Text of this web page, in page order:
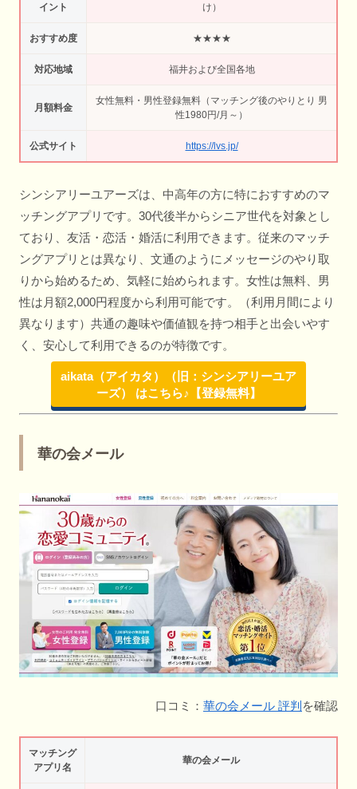
イント
け）
おすすめ度 ★★★★
対応地域 福井および全国各地
月額料金
女性無料・男性登録無料（マッチング後のやりとり 男
性1980円/月～）
公式サイト https://lvs.jp/
シンシアリーユアーズは、中高年の方に特におすすめのマ
ッチングアプリです。30代後半からシニア世代を対象とし
ており、友活・恋活・婚活に利用できます。従来のマッチ
ングアプリとは異なり、文通のようにメッセージのやり取
りから始めるため、気軽に始められます。女性は無料、男
性は月額2,000円程度から利用可能です。（利用月間により
異なります）共通の趣味や価値観を持つ相手と出会いやす
く、安心して利用できるのが特徴です。
aikata（アイカタ）（旧：シンシアリーユア
ーズ） はこちら♪【登録無料】
華の会メール
口コミ： 華の会メール 評判 を確認
マッチング
アプリ名
華の会メール